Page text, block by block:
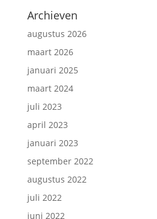
Archieven
augustus 2026
maart 2026
januari 2025
maart 2024
juli 2023
april 2023
januari 2023
september 2022
augustus 2022
juli 2022
juni 2022